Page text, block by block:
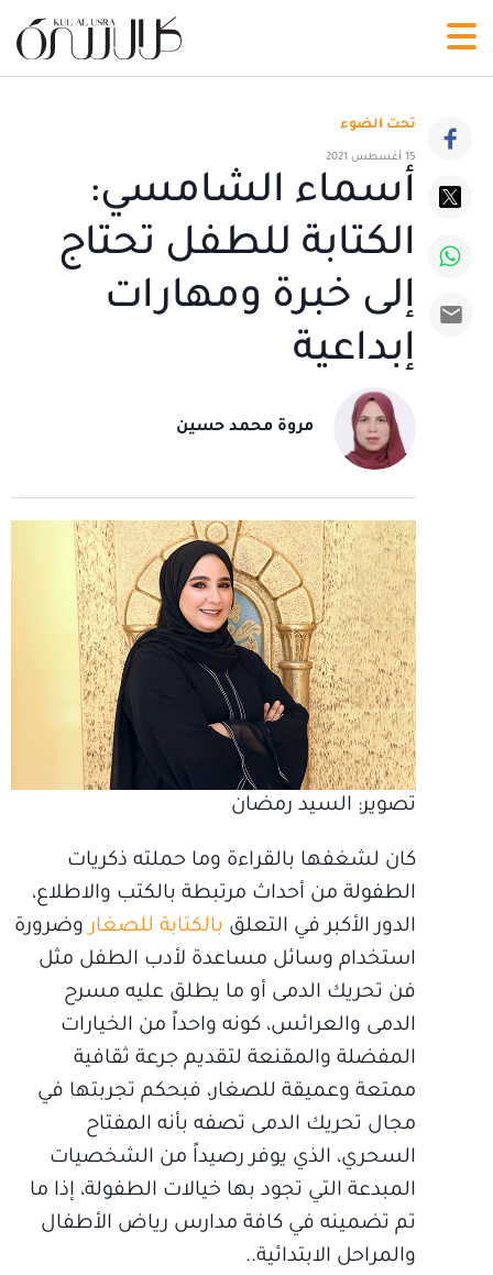
تحت الضوء
15 أغسطس 2021
أسماء الشامسي:
الكتابة للطفل تحتاج
إلى خبرة ومهارات
إبداعية
مروة محمد حسين
تصوير: السيد رمضان
كان لشغفها بالقراءة وما حملته ذكريات
الطفولة من أحداث مرتبطة بالكتب والاطلاع،
الدور الأكبر في التعلق بالكتابة للصغار وضرورة
استخدام وسائل مساعدة لأدب الطفل مثل
فن تحريك الدمى أو ما يطلق عليه مسرح
الدمى والعرائس، كونه واحداً من الخيارات
المفضلة والمقنعة لتقديم جرعة ثقافية
ممتعة وعميقة للصغار، فبحكم تجربتها في
مجال تحريك الدمى تصفه بأنه المفتاح
السحري، الذي يوفر رصيداً من الشخصيات
المبدعة التي تجود بها خيالات الطفولة، إذا ما
تم تضمينه في كافة مدارس رياض الأطفال
والمراحل الابتدائية..